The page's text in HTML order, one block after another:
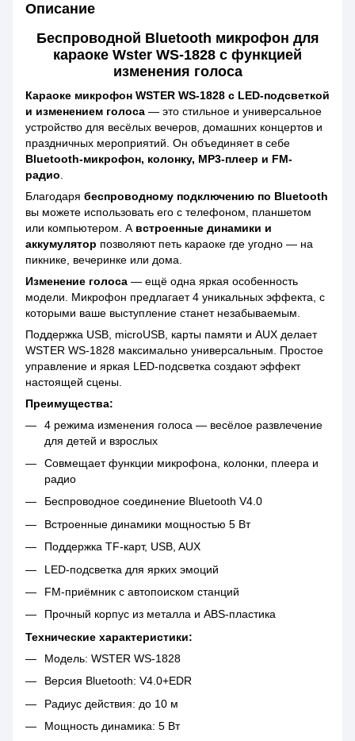
Описание
Беспроводной Bluetooth микрофон для
караоке Wster WS-1828 с функцией
изменения голоса
Караоке микрофон WSTER WS-1828 с LED-подсветкой
и изменением голоса — это стильное и универсальное
устройство для весёлых вечеров, домашних концертов и
праздничных мероприятий. Он объединяет в себе
Bluetooth-микрофон, колонку, MP3-плеер и FM-
радио
Благодаря беспроводному подключению по Bluetooth
вы можете использовать его с телефоном, планшетом
или компьютером. А встроенные динамики и
аккумулятор позволяют петь караоке где угодно — на
пикнике, вечеринке или дома.
Изменение голоса — ещё одна яркая особенность
модели. Микрофон предлагает 4 уникальных эффекта, с
которыми ваше выступление станет незабываемым.
Поддержка USB, microUSB, карты памяти и AUX делает
WSTER WS-1828 максимально универсальным. Простое
управление и яркая LED-подсветка создают эффект
настоящей сцены.
Преимущества:
4 режима изменения голоса — весёлое развлечение
для детей и взрослых
Совмещает функции микрофона, колонки, плеера и
радио
Беспроводное соединение Bluetooth V4.0
Встроенные динамики мощностью 5 Вт
Поддержка TF-карт, USB, AUX
LED-подсветка для ярких эмоций
FM-приёмник с автопоиском станций
Прочный корпус из металла и ABS-пластика
Технические характеристики:
Модель: WSTER WS-1828
Версия Bluetooth: V4.0+EDR
Радиус действия: до 10 м
Мощность динамика: 5 Вт